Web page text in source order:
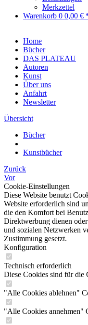
Merkzettel
Warenkorb 0 0,00 €
Home
Bücher
DAS PLATEAU
Autoren
Kunst
Über uns
Anfahrt
Newsletter
Übersicht
Bücher
Kunstbücher
Zurück
Vor
Cookie-Einstellungen
Diese Website benutzt
Website erforderlich sind
die den Komfort bei
Direktwerbung dienen
und sozialen Netzwerken
Zustimmung gesetzt.
Konfiguration
Technisch erforderlich
Diese Cookies sind für die
"Alle Cookies ablehnen"
"Alle Cookies annehmen"